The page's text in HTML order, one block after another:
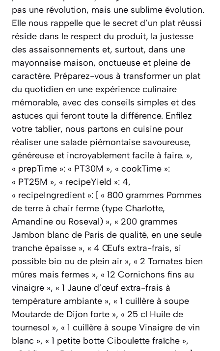
pas une révolution, mais une sublime évolution.
Elle nous rappelle que le secret d’un plat réussi
réside dans le respect du produit, la justesse
des assaisonnements et, surtout, dans une
mayonnaise maison, onctueuse et pleine de
caractère. Préparez-vous à transformer un plat
du quotidien en une expérience culinaire
mémorable, avec des conseils simples et des
astuces qui feront toute la différence. Enfilez
votre tablier, nous partons en cuisine pour
réaliser une salade piémontaise savoureuse,
généreuse et incroyablement facile à faire. »,
« prepTime »: « PT30M », « cookTime »:
« PT25M », « recipeYield »: 4,
« recipeIngredient »: [ « 800 grammes Pommes
de terre à chair ferme (type Charlotte,
Amandine ou Roseval) », « 200 grammes
Jambon blanc de Paris de qualité, en une seule
tranche épaisse », « 4 Œufs extra-frais, si
possible bio ou de plein air », « 2 Tomates bien
mûres mais fermes », « 12 Cornichons fins au
vinaigre », « 1 Jaune d’œuf extra-frais à
température ambiante », « 1 cuillère à soupe
Moutarde de Dijon forte », « 25 cl Huile de
tournesol », « 1 cuillère à soupe Vinaigre de vin
blanc », « 1 petite botte Ciboulette fraîche »,